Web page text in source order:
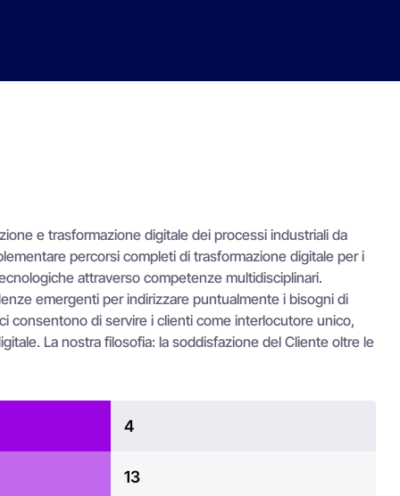
e trasformazione digitale dei processi industriali da
percorsi completi di trasformazione digitale per i
attraverso competenze multidisciplinari.
emergenti per indirizzare puntualmente i bisogni di
consentono di servire i clienti come interlocutore unico,
La nostra filosofia: la soddisfazione del Cliente oltre le
4
13